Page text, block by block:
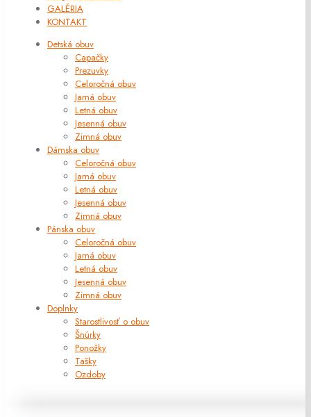
GALÉRIA
KONTAKT
Detská obuv
Capačky
Prezuvky
Celoročná obuv
Jarná obuv
Letná obuv
Jesenná obuv
Zimná obuv
Dámska obuv
Celoročná obuv
Jarná obuv
Letná obuv
Jesenná obuv
Zimná obuv
Pánska obuv
Celoročná obuv
Jarná obuv
Letná obuv
Jesenná obuv
Zimná obuv
Doplnky
Starostlivosť o obuv
Šnúrky
Ponožky
Tašky
Ozdoby